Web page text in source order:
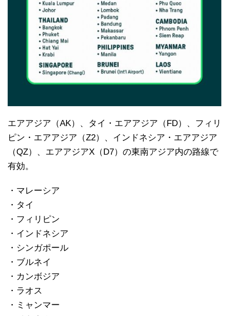
エアアジア（AK）、タイ・エアアジア（FD）、フィリ
ピン・エアアジア（Z2）、インドネシア・エアアジア
（QZ）、エアアジアX（D7）の東南アジア内の路線で
有効。
・マレーシア
・タイ
・フィリピン
・インドネシア
・シンガポール
・ブルネイ
・カンボジア
・ラオス
・ミャンマー